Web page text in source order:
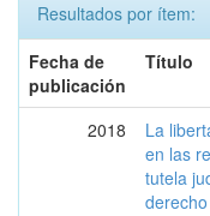
Resultados por ítem:
Fecha de
publicación
Título
2018
La
en las
tutela